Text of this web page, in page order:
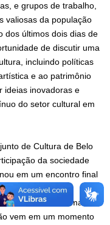
e grupos de trabalho,
valiosas da população
dos últimos dois dias de
de discutir uma
incluindo políticas
e ao patrimônio
ideias inovadoras e
do setor cultural em
de Cultura de Belo
da sociedade
em um encontro final
é o mais
do Sistema
vem em um momento